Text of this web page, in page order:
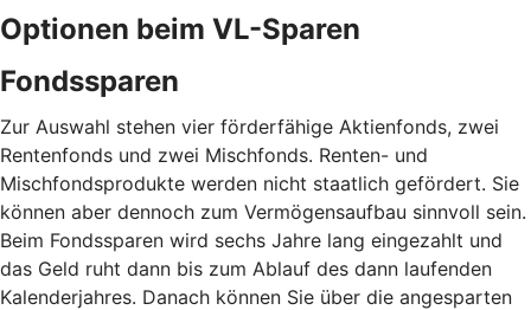
Optionen beim VL-Sparen
Fondssparen
Zur Auswahl stehen vier förderfähige Aktienfonds, zwei
Rentenfonds und zwei Mischfonds. Renten- und
Mischfondsprodukte werden nicht staatlich gefördert. Sie
können aber dennoch zum Vermögensaufbau sinnvoll sein.
Beim Fondssparen wird sechs Jahre lang eingezahlt und
das Geld ruht dann bis zum Ablauf des dann laufenden
Kalenderjahres. Danach können Sie über die angesparten